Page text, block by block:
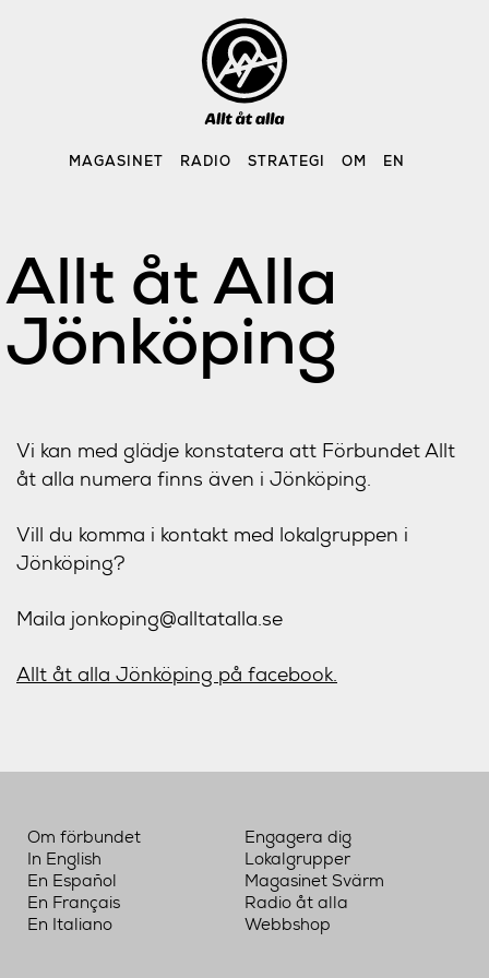
MAGASINET RADIO STRATEGI OM EN
Allt åt Alla
Jönköping
Vi kan med glädje konstatera att Förbundet Allt
åt alla numera finns även i Jönköping.
Vill du komma i kontakt med lokalgruppen i
Jönköping?
Maila jonkoping@alltatalla.se
Allt åt alla Jönköping på facebook.
Om förbundet
In English
En Español
En Français
En Italiano
Engagera dig
Lokalgrupper
Magasinet Svärm
Radio åt alla
Webbshop